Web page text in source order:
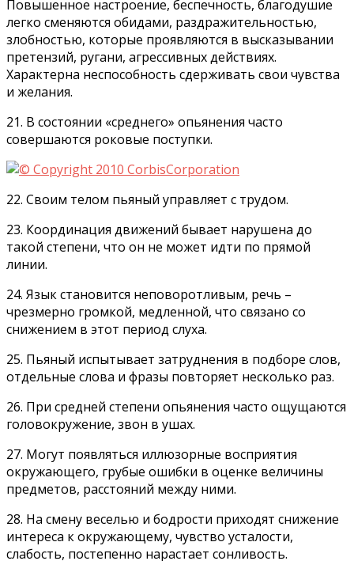
Повышенное настроение, беспечность, благодушие
легко сменяются обидами, раздражительностью,
злобностью, которые проявляются в высказывании
претензий, ругани, агрессивных действиях.
Характерна неспособность сдерживать свои чувства
и желания.
21. В состоянии «среднего» опьянения часто
совершаются роковые поступки.
22. Своим телом пьяный управляет с трудом.
23. Координация движений бывает нарушена до
такой степени, что он не может идти по прямой
линии.
24. Язык становится неповоротливым, речь –
чрезмерно громкой, медленной, что связано со
снижением в этот период слуха.
25. Пьяный испытывает затруднения в подборе слов,
отдельные слова и фразы повторяет несколько раз.
26. При средней степени опьянения часто ощущаются
головокружение, звон в ушах.
27. Могут появляться иллюзорные восприятия
окружающего, грубые ошибки в оценке величины
предметов, расстояний между ними.
28. На смену веселью и бодрости приходят снижение
интереса к окружающему, чувство усталости,
слабость, постепенно нарастает сонливость.